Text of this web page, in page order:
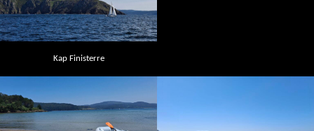
Kap Finisterre